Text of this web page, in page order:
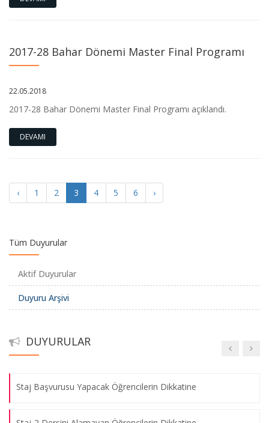
2017-28 Bahar Dönemi Master Final Programı
22.05.2018
2017-28 Bahar Dönemi Master Final Programı açıklandı.
DEVAMI
‹ 1 2 3 4 5 6 ›
Tüm Duyurular
Aktif Duyurular
Duyuru Arşivi
DUYURULAR
24-25 Bahar Yarıyılı Proje Dersleri Bilgilendirme Toplantısı
6th International Istanbul Current Scientific Research
Social Sciences and Artificial Intelligence: Theory and Practice
The 2nd of the Archaeo-Informatics Conference: Use and
Staj Başvurusu Yapacak Öğrencilerin Dikkatine